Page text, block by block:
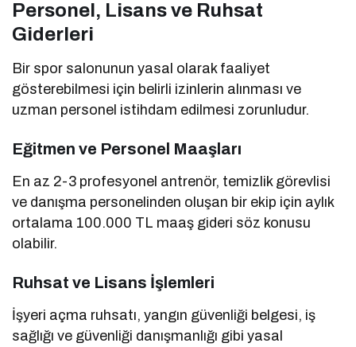
Personel, Lisans ve Ruhsat
Giderleri
Bir spor salonunun yasal olarak faaliyet
gösterebilmesi için belirli izinlerin alınması ve
uzman personel istihdam edilmesi zorunludur.
Eğitmen ve Personel Maaşları
En az 2-3 profesyonel antrenör, temizlik görevlisi
ve danışma personelinden oluşan bir ekip için aylık
ortalama 100.000 TL maaş gideri söz konusu
olabilir.
Ruhsat ve Lisans İşlemleri
İşyeri açma ruhsatı, yangın güvenliği belgesi, iş
sağlığı ve güvenliği danışmanlığı gibi yasal